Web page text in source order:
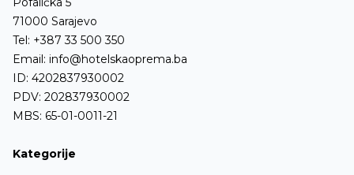
71000 Sarajevo
Tel: +387 33 500 350
Email: info@hotelskaoprema.ba
ID: 4202837930002
PDV: 202837930002
MBS: 65-01-0011-21
Kategorije